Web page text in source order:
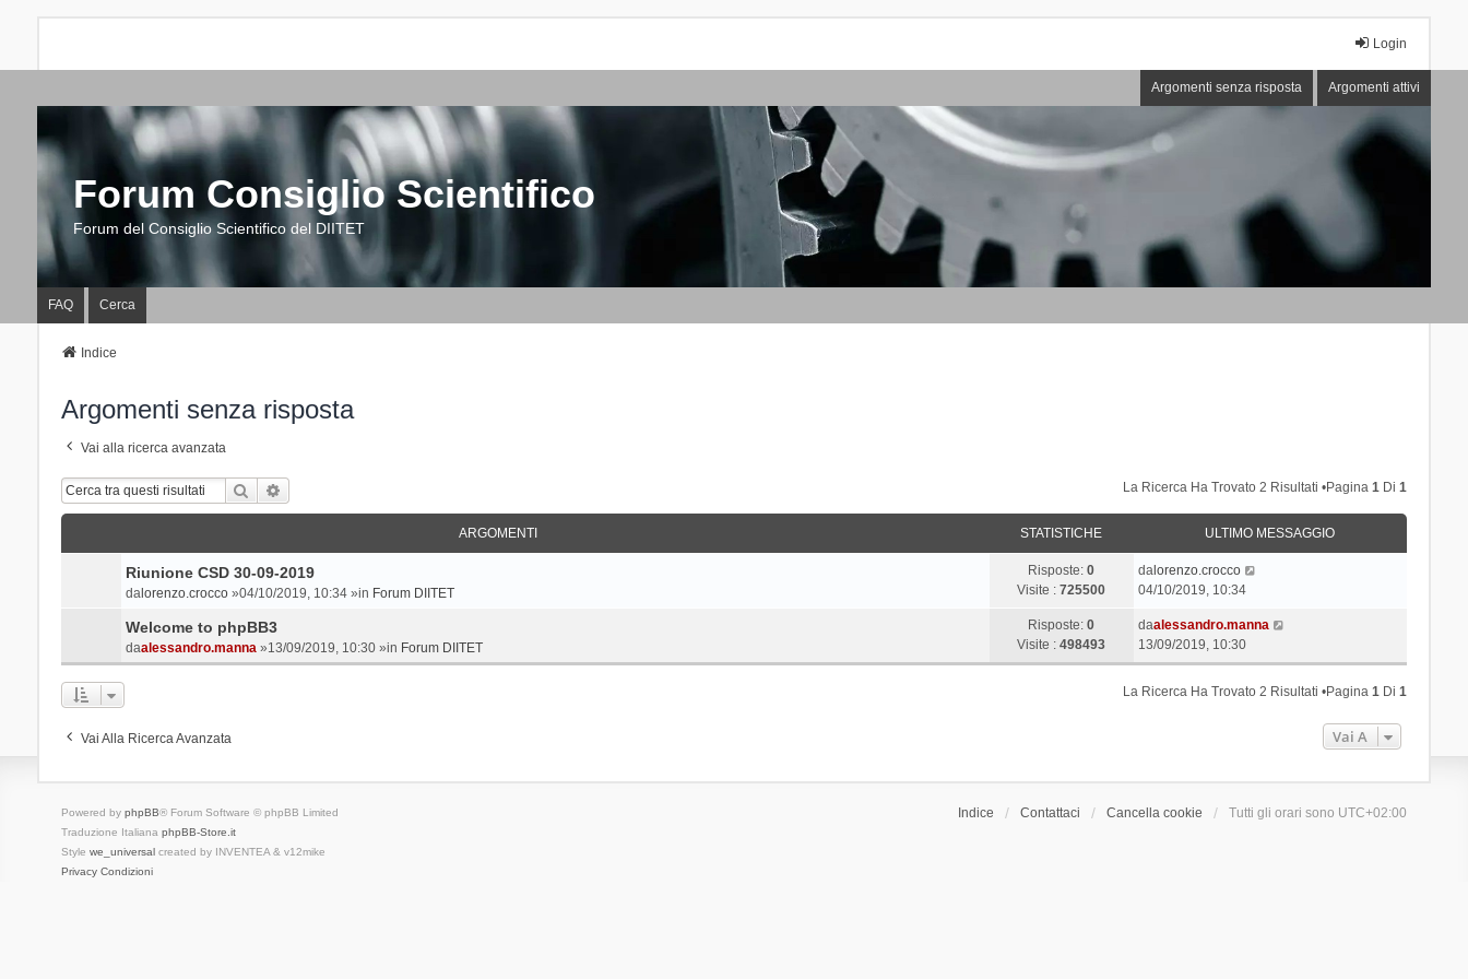
Login
Argomenti senza risposta Argomenti attivi
Forum Consiglio Scientifico
Forum del Consiglio Scientifico del DIITET
FAQ Cerca
Indice
Argomenti senza risposta
Vai alla ricerca avanzata
Cerca La Ricerca Ha Trovato 2 Risultati •Pagina1 Di1
ARGOMENTI STATISTICHE ULTIMO MESSAGGIO
Riunione CSD 30-09-2019
dalorenzo.crocco»04/10/2019, 10:34 »in Forum DIITET
Risposte:0
Visite :725500
dalorenzo.crocco
04/10/2019, 10:34
Welcome to phpBB3
daalessandro.manna»13/09/2019, 10:30 »in Forum DIITET
Risposte:0
Visite :498493
daalessandro.manna
13/09/2019, 10:30
La Ricerca Ha Trovato 2 Risultati •Pagina1 Di1
Vai Alla Ricerca Avanzata Vai A
Indice Contattaci Cancella cookie Tutti gli orari sono UTC+02:00
Powered by phpBB® Forum Software © phpBB Limited
Traduzione Italiana phpBB-Store.it
Style we_universalcreated by INVENTEA & v12mike
Privacy Condizioni